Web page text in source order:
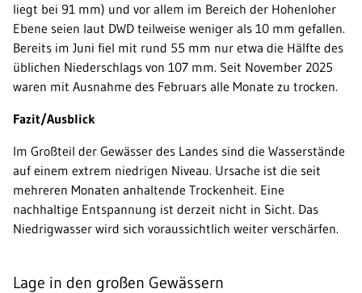
liegt bei 91 mm) und vor allem im Bereich der Hohenloher
Ebene seien laut DWD teilweise weniger als 10 mm gefallen.
Bereits im Juni fiel mit rund 55 mm nur etwa die Hälfte des
üblichen Niederschlags von 107 mm. Seit November 2025
waren mit Ausnahme des Februars alle Monate zu trocken.
Fazit/Ausblick
Im Großteil der Gewässer des Landes sind die Wasserstände
auf einem extrem niedrigen Niveau. Ursache ist die seit
mehreren Monaten anhaltende Trockenheit. Eine
nachhaltige Entspannung ist derzeit nicht in Sicht. Das
Niedrigwasser wird sich voraussichtlich weiter verschärfen.
Lage in den großen Gewässern